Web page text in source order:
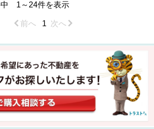
1～24件を表示
前へ 1 次へ